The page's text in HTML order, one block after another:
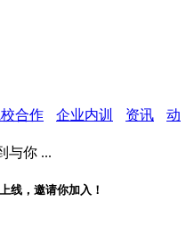
合作 企业内训 资讯
动
与你 ...
线，邀请你加入！